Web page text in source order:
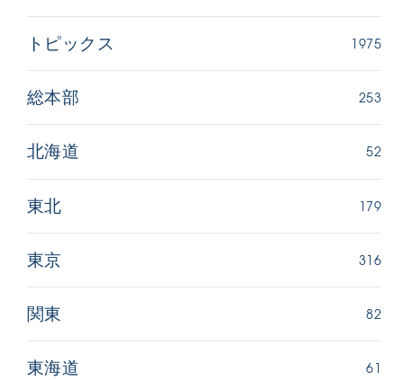
トピックス 1975
総本部 253
北海道 52
東北 179
東京 316
関東 82
東海道 61